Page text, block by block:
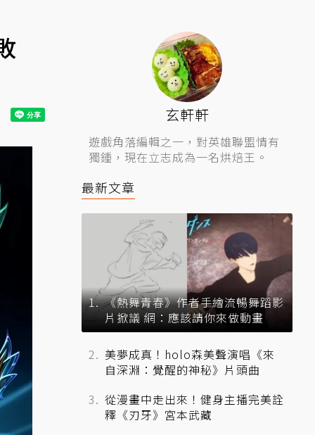
玄軒軒
遊戲角落編輯之一，對英雄聯盟情有
獨鍾，現在立志成為一名烘焙王。
最新文章
《熱舞青春》作者手繪流暢舞蹈影
片掀議 網：應該請你來做動畫
美夢成真！holo森美聲演唱《來
自深淵：覺醒的神秘》片頭曲
從漫畫中走出來！健身主播完美詮
釋《刃牙》宮本武藏